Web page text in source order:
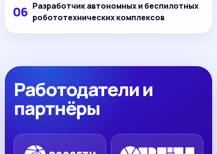
Разработчик автономных и беспилотных
робототехнических комплексов
Работодатели и
партнёры